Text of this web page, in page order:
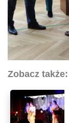
Zobacz także: